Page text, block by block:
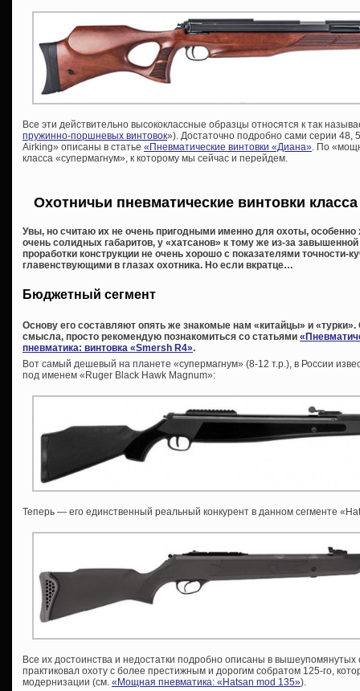
Все эти действительно высококлассные образцы относятся к так
пружинно-поршневых винтовок»). Достаточно подробно сами серии 48,
Airking» описаны в статье «Пневматические винтовки «Диана». По
класса «супермагнум», к которому мы сейчас и перейдем.
Охотничьи пневматические винтовки
Увы, но считаю их не очень пригодными именно для охоты,
очень солидных габаритов, у «хатсанов» к тому же из-за
проработки конструкции не очень хорошо с показателями точности-
главенствующими в глазах охотника. Но если вкратце…
Бюджетный сегмент
Основу его составляют опять же знакомые нам «китайцы» и
смысла, просто рекомендую познакомиться со статьями
пневматика: винтовка «Smersh R4».
Вот самый дешевый на планете «супермагнум» (8-12 т.р.), в России
под именем «Ruger Black Hawk Magnum»:
Теперь — его единственный реальный конкурент в данном сегменте
Все их достоинства и недостатки подробно описаны в
практиковал охоту с более престижным и дорогим собратом 125-го,
модернизации (см. «Мощная пневматика: «Hatsan mod 135»).